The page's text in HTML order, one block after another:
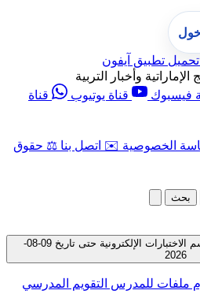
تحميل تطبيق آيفون
وأخبار التربية
فيسبوك قناة يوتيوب
قناة
الخصوصية ✉️ اتصل بنا ⚖️ حقوق
بحث
جميع الملفات المتوفرة في قسم الاختبارات الإلكترونية حتى تاريخ 09-08-
2026
ملفات للمدرس التقويم المدرسي